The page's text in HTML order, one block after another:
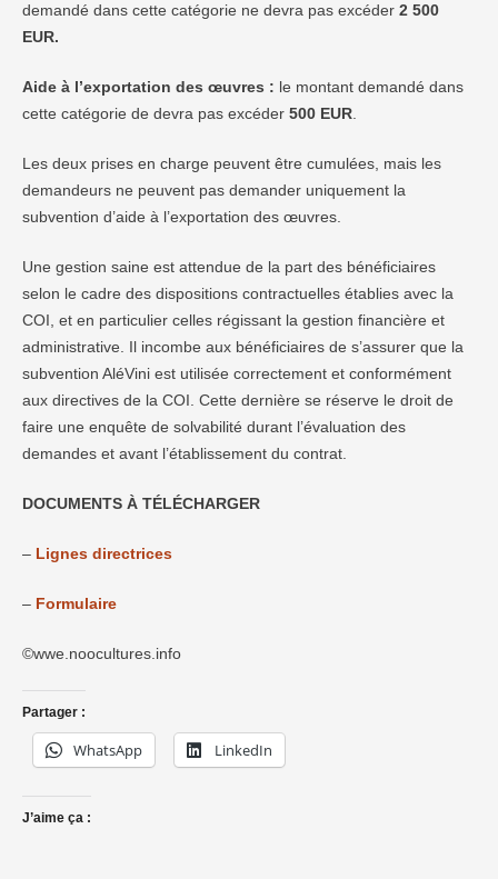
demandé dans cette catégorie ne devra pas excéder 2 500
EUR.
Aide à l’exportation des œuvres : le montant demandé dans
cette catégorie de devra pas excéder 500 EUR
Les deux prises en charge peuvent être cumulées, mais les
demandeurs ne peuvent pas demander uniquement la
subvention d’aide à l’exportation des œuvres.
Une gestion saine est attendue de la part des bénéficiaires
selon le cadre des dispositions contractuelles établies avec la
COI, et en particulier celles régissant la gestion financière et
administrative. Il incombe aux bénéficiaires de s’assurer que la
subvention AléVini est utilisée correctement et conformément
aux directives de la COI. Cette dernière se réserve le droit de
faire une enquête de solvabilité durant l’évaluation des
demandes et avant l’établissement du contrat.
DOCUMENTS À TÉLÉCHARGER
– Lignes directrices
– Formulaire
©wwe.noocultures.info
Partager :
WhatsApp LinkedIn
J’aime ça :